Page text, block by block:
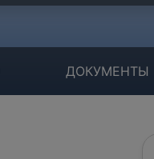
ДОКУМЕНТЫ